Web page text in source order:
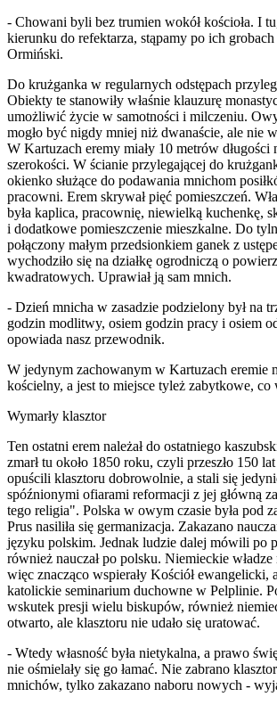
- Chowani byli bez trumien wokół kościoła. I
kierunku do refektarza, stąpamy po ich grobach
Ormiński.
Do krużganka w regularnych odstępach
Obiekty te stanowiły właśnie klauzurę
umożliwić życie w samotności i milczeniu.
mogło być nigdy mniej niż dwanaście, ale nie
W Kartuzach eremy miały 10 metrów długości
szerokości. W ścianie przylegającej do
okienko służące do podawania mnichom
pracowni. Erem skrywał pięć pomieszczeń.
była kaplica, pracownię, niewielką kuchenkę,
i dodatkowe pomieszczenie mieszkalne. Do
połączony małym przedsionkiem ganek z
wychodziło się na działkę ogrodniczą o
kwadratowych. Uprawiał ją sam mnich.
- Dzień mnicha w zasadzie podzielony był na
godzin modlitwy, osiem godzin pracy i osiem
opowiada nasz przewodnik.
W jedynym zachowanym w Kartuzach eremie
kościelny, a jest to miejsce tyleż zabytkowe, co
Wymarły klasztor
Ten ostatni erem należał do ostatniego
zmarł tu około 1850 roku, czyli przeszło 150
opuścili klasztoru dobrowolnie, a stali się
spóźnionymi ofiarami reformacji z jej główną
tego religia". Polska w owym czasie była pod
Prus nasiliła się germanizacja. Zakazano
języku polskim. Jednak ludzie dalej mówili po
również nauczał po polsku. Niemieckie
więc znacząco wspierały Kościół ewangelicki,
katolickie seminarium duchowne w Pelplinie.
wskutek presji wielu biskupów, również
otwarto, ale klasztoru nie udało się uratować.
- Wtedy własność była nietykalna, a prawo
nie ośmielały się go łamać. Nie zabrano
mnichów, tylko zakazano naboru nowych -